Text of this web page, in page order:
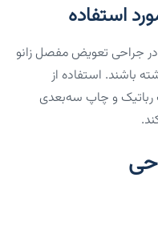
استفاده
در جراحی تعویض مفصل زانو
باشند. استفاده از
رباتیک و چاپ سه‌بعدی